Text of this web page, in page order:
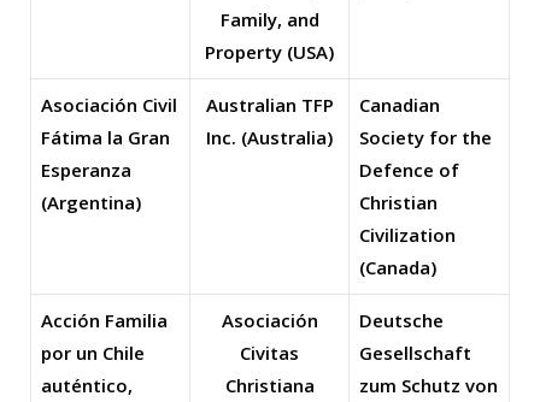
Family, and
Property (USA)
Asociación Civil
Fátima la Gran
Esperanza
(Argentina)
Australian TFP
Inc. (Australia)
Canadian
Society for the
Defence of
Christian
Civilization
(Canada)
Acción Familia
por un Chile
auténtico,
Asociación
Civitas
Christiana
Deutsche
Gesellschaft
zum Schutz von